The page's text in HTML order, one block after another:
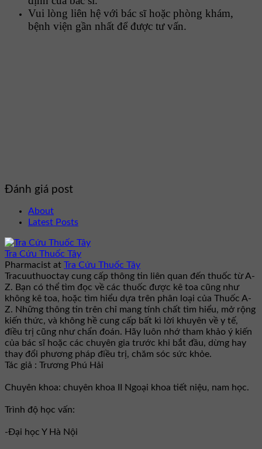
Vui lòng liên hệ với bác sĩ hoặc phòng khám,
bệnh viện gần nhất để được tư vấn.
Đánh giá post
About
Latest Posts
Tra Cứu Thuốc Tây
Pharmacist at Tra Cứu Thuốc Tây
Tracuuthuoctay cung cấp thông tin liên quan đến thuốc từ A-
Z. Bạn có thể tìm đọc về các thuốc được kê toa cũng như
không kê toa, hoặc tìm hiểu dựa trên phân loại của Thuốc A-
Z. Những thông tin trên chỉ mang tính chất tìm hiểu, mở rộng
kiến thức, và không hề cung cấp bất kì lời khuyên về y tế,
điều trị cũng như chẩn đoán. Hãy luôn nhớ tham khảo ý kiến
của bác sĩ hoặc các chuyên gia trước khi bắt đầu, dừng hay
thay đổi phương pháp điều trị, chăm sóc sức khỏe.
Tác giả : Trương Phú Hải
Chuyên khoa: chuyên khoa II Ngoại khoa tiết niệu, nam học.
Trình độ học vấn:
-Đại học Y Hà Nội